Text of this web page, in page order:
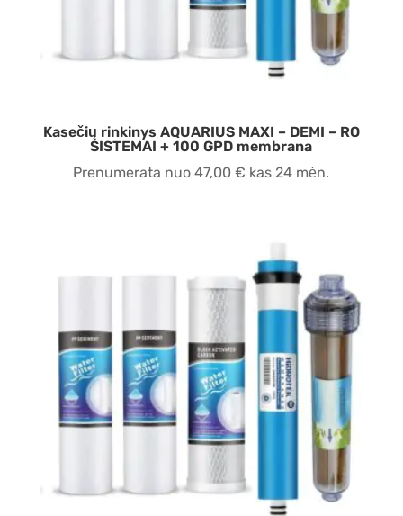
Kasečių rinkinys AQUARIUS MAXI – DEMI – RO
SISTEMAI + 100 GPD membrana
Prenumerata nuo47,00€ kas 24 mėn.